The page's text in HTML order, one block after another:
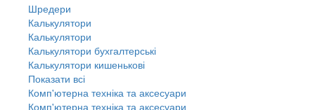
Шредери
Калькулятори
Калькулятори
Калькулятори бухгалтерські
Калькулятори кишенькові
Показати всі
Комп'ютерна техніка та аксесуари
Комп'ютерна техніка та аксесуари